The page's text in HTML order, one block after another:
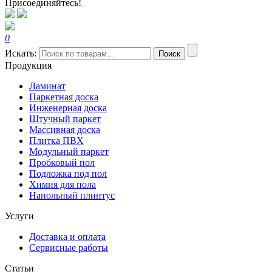
Присоединяйтесь!
0
Искать:
Поиск
Продукция
Ламинат
Паркетная доска
Инженерная доска
Штучный паркет
Массивная доска
Плитка ПВХ
Модульный паркет
Пробковый пол
Подложка под пол
Химия для пола
Напольный плинтус
Услуги
Доставка и оплата
Сервисные работы
Статьи